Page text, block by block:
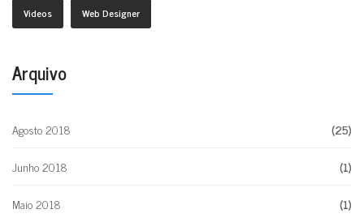
Videos Web Designer
Arquivo
Agosto 2018
(25)
Junho 2018
(1)
Maio 2018
(1)